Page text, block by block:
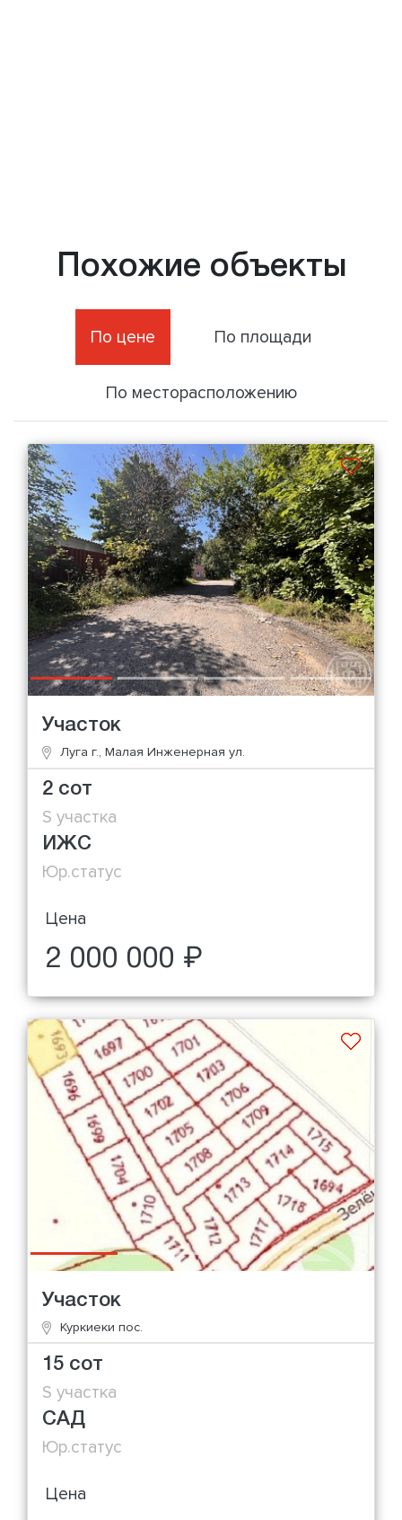
Похожие объекты
По цене По площади
По месторасположению
Участок
Луга г., Малая Инженерная ул.
2 сот
S участка
ИЖС
Юр.статус
Цена
2 000 000 ₽
Участок
Куркиеки пос.
15 сот
S участка
САД
Юр.статус
Цена